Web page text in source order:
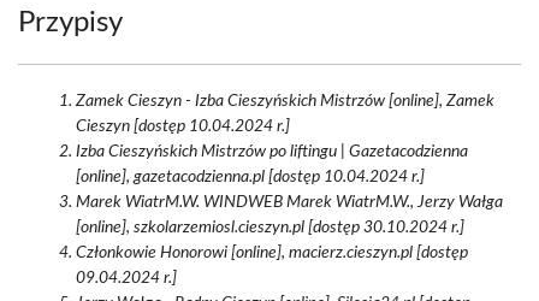
Przypisy
Zamek Cieszyn - Izba Cieszyńskich Mistrzów [online], Zamek
Cieszyn [dostęp 10.04.2024 r.]
Izba Cieszyńskich Mistrzów po liftingu | Gazetacodzienna
[online], gazetacodzienna.pl [dostęp 10.04.2024 r.]
Marek WiatrM.W. WINDWEB Marek WiatrM.W., Jerzy Wałga
[online], szkolarzemiosl.cieszyn.pl [dostęp 30.10.2024 r.]
Członkowie Honorowi [online], macierz.cieszyn.pl [dostęp
09.04.2024 r.]